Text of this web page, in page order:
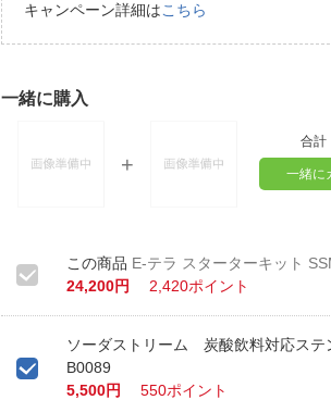
キャンペーン詳細はこちら
一緒に購入
合計
一緒に
E-テラ スターターキット
24,200円
2,420ポイント
ソーダストリーム 炭酸飲料対応ステ
B0089
5,500円
550ポイント